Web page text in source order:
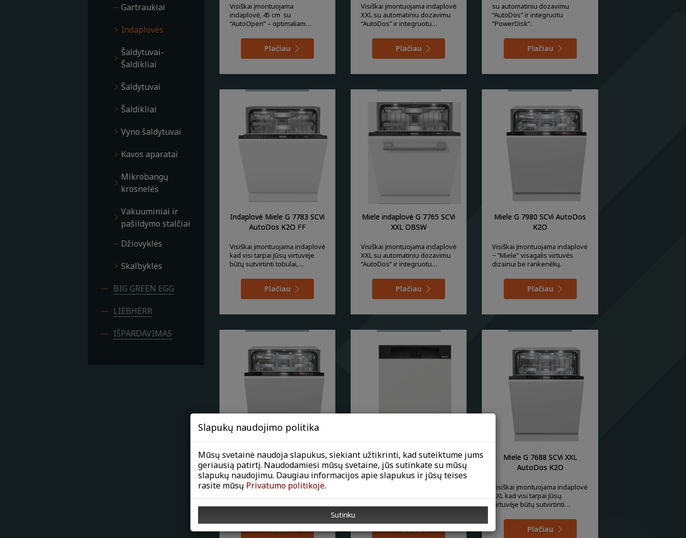
Gartraukiai
Indaplovės
Šaldytuvai-
Šaldikliai
Šaldytuvai
Šaldikliai
Vyno šaldytuvai
Kavos aparatai
Mikrobangų
krosnelės
Vakuuminiai ir
pašildymo stalčiai
Džiovyklės
Skalbyklės
BIG GREEN EGG
LIEBHERR
IŠPARDAVIMAS
Visiškai įmontuojama
indaplovė, 45 cm su
“AutoOpen” – optimaliam
Plačiau
Visiškai įmontuojama indaplovė
XXL su automatiniu dozavimu
“AutoDos” ir integruotu
Plačiau
su automatiniu dozavimu
“AutoDos” ir integruotu
“PowerDisk”.
Plačiau
Indaplovė Miele G 7783 SCVi
AutoDos K2O FF
Visiškai įmontuojama indaplovė
kad visi tarpai Jūsų virtuvėje
būtų sutvirtinti tobulai,
Plačiau
Miele indaplovė G 7765 SCVi
XXL OBSW
Visiškai įmontuojama indaplovė
XXL su automatiniu dozavimu
“AutoDos” ir integruotu
Plačiau
Miele G 7980 SCVi AutoDos
K2O
Visiškai įmontuojama indaplovė
− "Miele" visagalis virtuvės
dizainui be rankenėlių.
Plačiau
Miele G 7985 XXL SCVi
AutoDos K2O
Visiškai įmontuojama indaplovė
dizainui be rankenėlių.
Plačiau
Miele indaplovė G 7920 Sci
OBSW
Plačiau
Miele G 7688 SCVi XXL
AutoDos K2O
Visiškai įmontuojama indaplovė
XXL kad visi tarpai Jūsų
virtuvėje būtų sutvirtinti
Plačiau
Slapukų naudojimo politika
Mūsų svetainė naudoja slapukus, siekiant užtikrinti, kad suteiktume jums
geriausią patirtį. Naudodamiesi mūsų svetaine, jūs sutinkate su mūsų
slapukų naudojimu. Daugiau informacijos apie slapukus ir jūsų teises
rasite mūsų Privatumo politikoje.
Sutinku